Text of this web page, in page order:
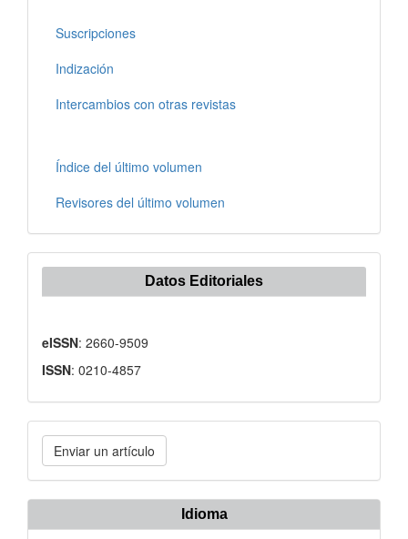
Suscripciones
Indización
Intercambios con otras revistas
Índice del último volumen
Revisores del último volumen
Datos Editoriales
eISSN: 2660-9509
ISSN: 0210-4857
Enviar
un
artículo
Enviar un artículo
Idioma